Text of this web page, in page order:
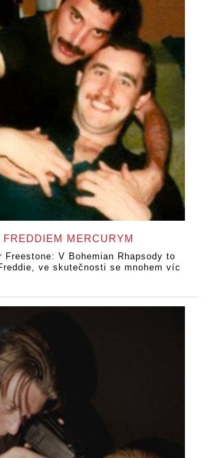
MERCURYM
Freestone: V Bohemian Rhapsody to
ve skutečnosti se mnohem víc